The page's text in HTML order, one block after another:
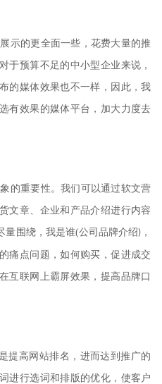
示的更全面一些，花费大量的推
于预算不足的中小型企业来说，
的媒体效果也不一样，因此，我
有效果的媒体平台，加大力度去
的重要性。我们可以通过软文营
文章、企业和产品介绍进行内容
量围绕，我是谁(公司品牌介绍) ，
痛点问题，如何购买，促进成交
互联网上霸屏效果，提高品牌口
提高网站排名，进而达到推广的
进行选词和排版的优化，使客户